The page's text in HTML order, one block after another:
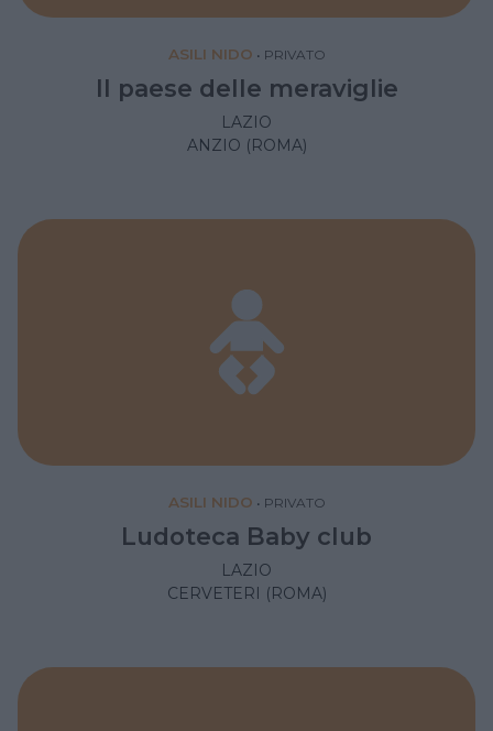
ASILI NIDO • PRIVATO
Il paese delle meraviglie
LAZIO
ANZIO (ROMA)
ASILI NIDO • PRIVATO
Ludoteca Baby club
LAZIO
CERVETERI (ROMA)